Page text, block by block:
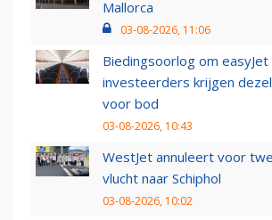
Mallorca
03-08-2026, 11:06
Biedingsoorlog om
investeerders krijgen
voor bod
03-08-2026, 10:43
WestJet annuleert voor
vlucht naar Schiphol
03-08-2026, 10:02